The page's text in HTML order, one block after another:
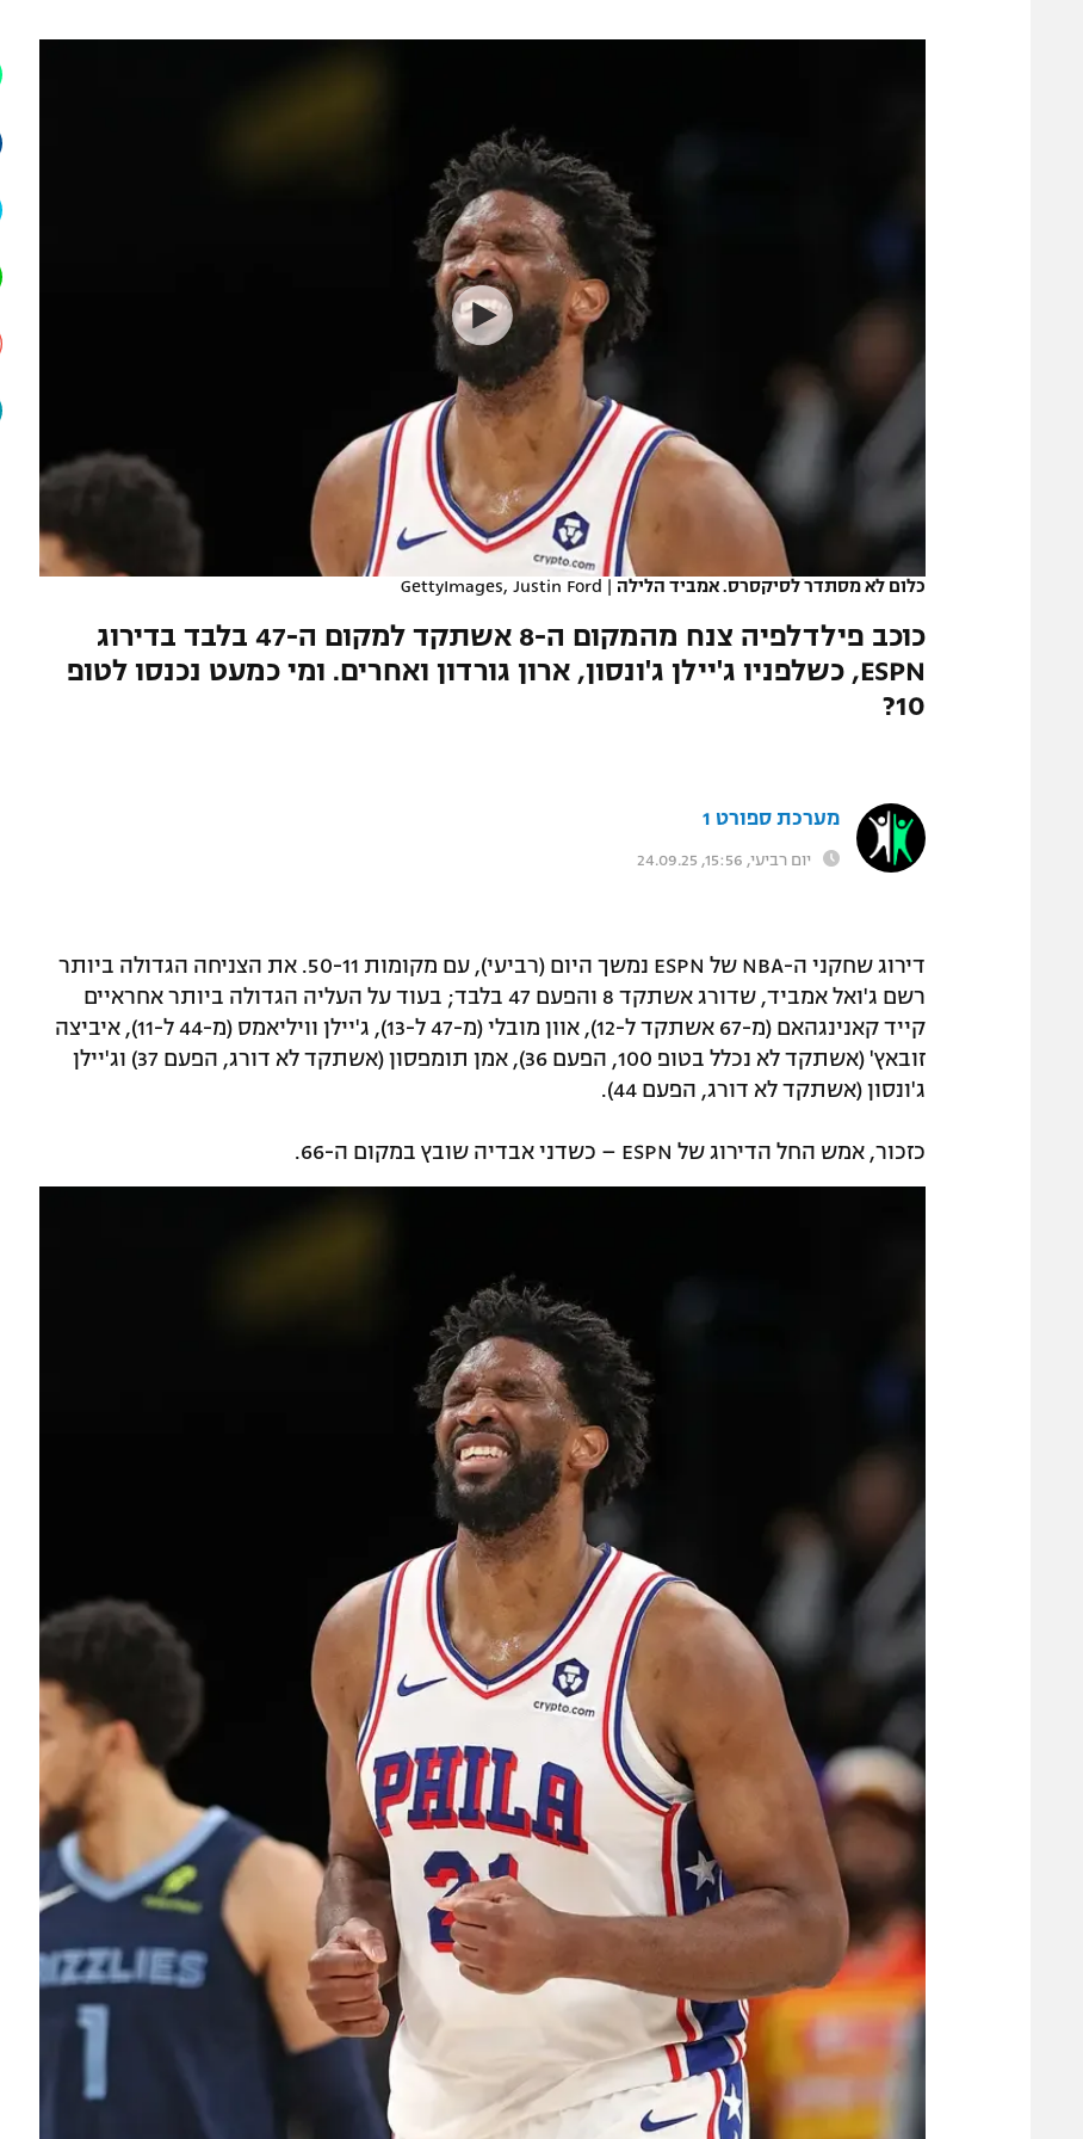
מדיניות פרטיות
תקנון פעילות ספורט 1
רשיון להקרנה פומבית לבית עסק
הצטרפות לחבילת הערוצים
לוח דרושים – ג'ובנט
תגיות
הפועל תל אביב
מכבי נתניה
בני יהודה
ליגה סינית
כלום לא מסתדר לסיקסרס. אמביד הלילה |
GettyImages, Justin Ford
כוכב פילדלפיה צנח מהמקום ה-8 אשתקד למקום ה-47 בלבד בדירוג
ESPN, כשלפניו ג'יילן ג'ונסון, ארון גורדון ואחרים. ומי כמעט נכנסו לטופ
10?
מערכת ספורט 1
יום רביעי, 15:56, 24.09.25
דירוג שחקני ה-NBA של ESPN נמשך היום (רביעי), עם מקומות 50-11. את הצניחה הגדולה ביותר
רשם ג'ואל אמביד, שדורג אשתקד 8 והפעם 47 בלבד; בעוד על העליה הגדולה ביותר אחראיים
קייד קאנינגהאם (מ-67 אשתקד ל-12), אוון מובלי (מ-47 ל-13), ג'יילן וויליאמס (מ-44 ל-11), איביצה
זובאץ' (אשתקד לא נכלל בטופ 100, הפעם 36), אמן תומפסון (אשתקד לא דורג, הפעם 37) וג'יילן
ג'ונסון (אשתקד לא דורג, הפעם 44).
כזכור, אמש החל הדירוג של ESPN – כשדני אבדיה שובץ במקום ה-66.